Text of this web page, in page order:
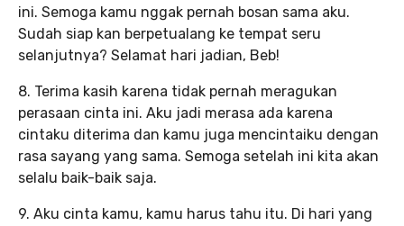
ini. Semoga kamu nggak pernah bosan sama aku.
Sudah siap kan berpetualang ke tempat seru
selanjutnya? Selamat hari jadian, Beb!
8. Terima kasih karena tidak pernah meragukan
perasaan cinta ini. Aku jadi merasa ada karena
cintaku diterima dan kamu juga mencintaiku dengan
rasa sayang yang sama. Semoga setelah ini kita akan
selalu baik-baik saja.
9. Aku cinta kamu, kamu harus tahu itu. Di hari yang